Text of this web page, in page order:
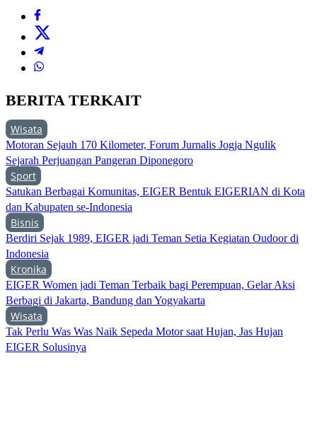
BERITA TERKAIT
Wisata
Motoran Sejauh 170 Kilometer, Forum Jurnalis Jogja Ngulik
Sejarah Perjuangan Pangeran Diponegoro
Sport
Satukan Berbagai Komunitas, EIGER Bentuk EIGERIAN di Kota
dan Kabupaten se-Indonesia
Bisnis
Berdiri Sejak 1989, EIGER jadi Teman Setia Kegiatan Oudoor di
Indonesia
Kronika
EIGER Women jadi Teman Terbaik bagi Perempuan, Gelar Aksi
Berbagi di Jakarta, Bandung dan Yogyakarta
Wisata
Tak Perlu Was Was Naik Sepeda Motor saat Hujan, Jas Hujan
EIGER Solusinya